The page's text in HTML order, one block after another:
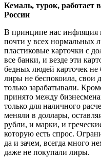
Кемаль, турок, работает
России
В принципе нас инфляция
почти у всех нормальных
пластиковые карточки с
все банки, и везде эти
бедных людей карточек
лиры не беспокоила, свои
только зарабатывали.
принято между
только для наличного
меняли в доллары,
рубли, и марки, и
которую есть спрос.
да и зачем, всегда много
даже не покупали лиры.